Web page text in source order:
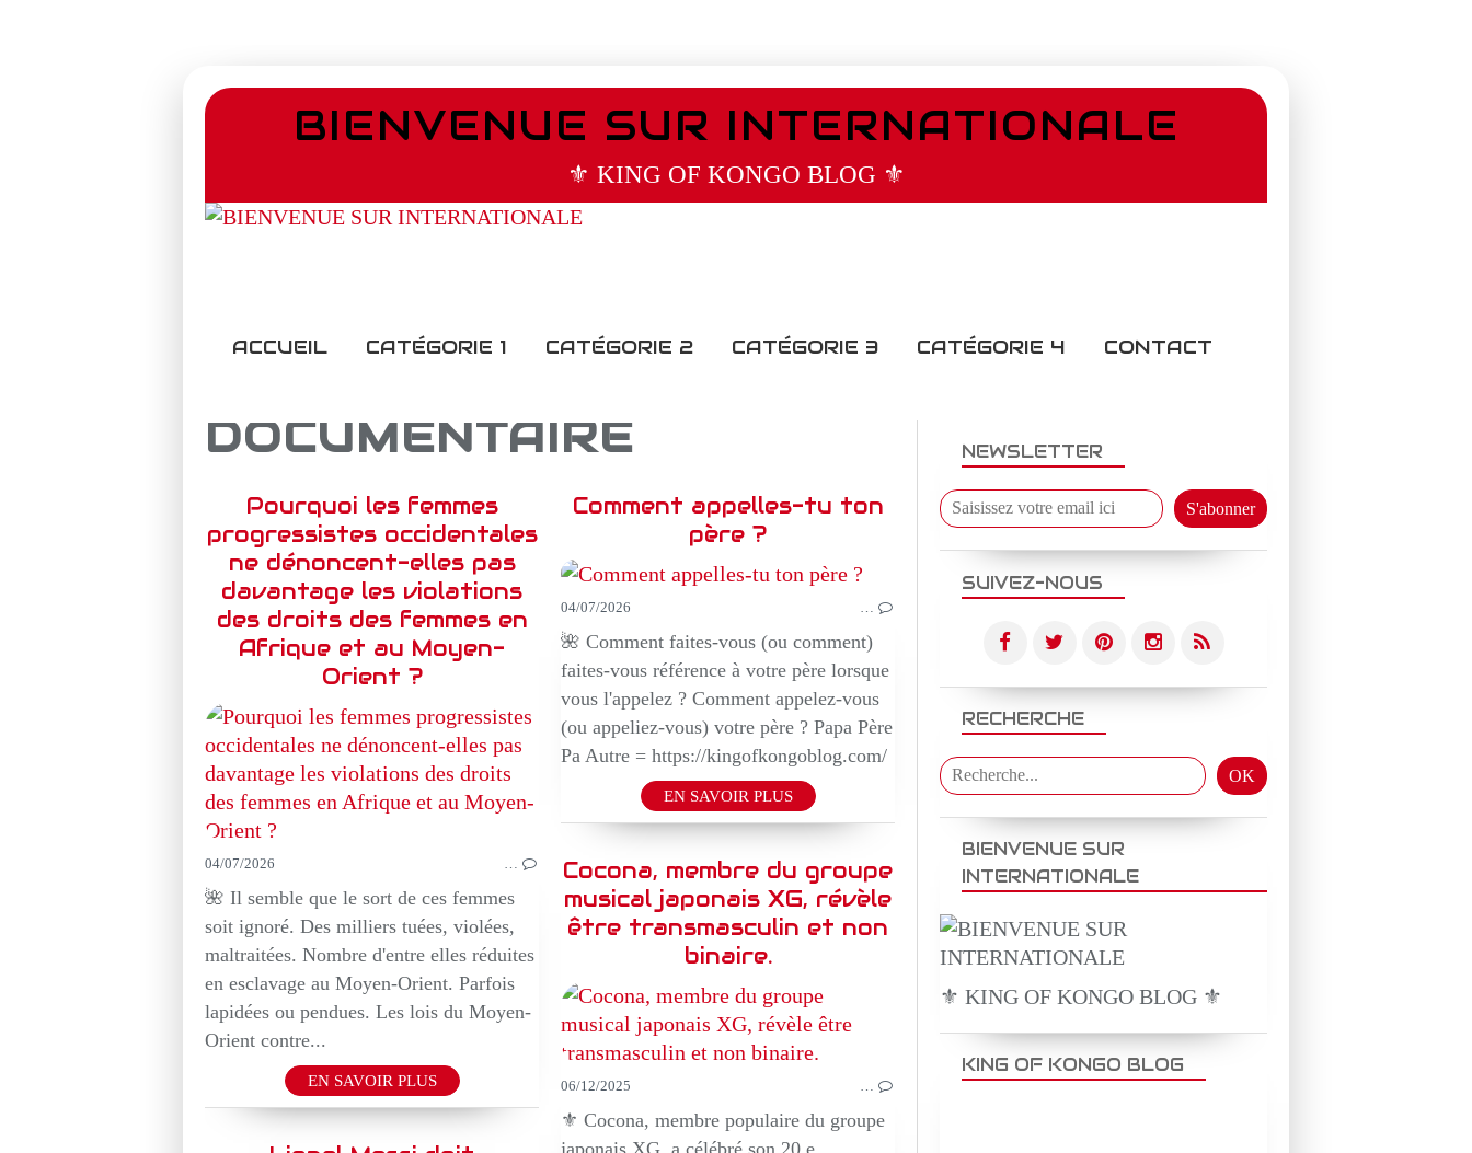
BIENVENUE SUR INTERNATIONALE
⚜️ KING OF KONGO BLOG ⚜️
ACCUEIL CATÉGORIE 1 CATÉGORIE 2 CATÉGORIE 3 CATÉGORIE 4 CONTACT
DOCUMENTAIRE
Pourquoi les femmes
progressistes occidentales
ne dénoncent-elles pas
davantage les violations
des droits des femmes en
Afrique et au Moyen-
Orient ?
CRIME
EPIQUE
TV REALITE
DOCUMENTAIRE
04/07/2026
🌺 Il semble que le sort de ces femmes
soit ignoré. Des milliers tuées, violées,
maltraitées. Nombre d'entre elles réduites
en esclavage au Moyen-Orient. Parfois
lapidées ou pendues. Les lois du Moyen-
Orient contre...
EN SAVOIR PLUS
Comment appelles-tu ton
père ?
DOCUMENTAIRE
MODE DE VIE
04/07/2026
🌺 Comment faites-vous (ou comment)
faites-vous référence à votre père lorsque
vous l'appelez ? Comment appelez-vous
(ou appeliez-vous) votre père ? Papa Père
Pa Autre = https://kingofkongoblog.com/
EN SAVOIR PLUS
Cocona, membre du groupe
musical japonais XG, révèle
être transmasculin et non
binaire.
MUSIQUE
DOCUMENTAIRE
06/12/2025
⚜️ Cocona, membre populaire du groupe
japonais XG, a célébré son 20 e
NEWSLETTER
SUIVEZ-NOUS
RECHERCHE
BIENVENUE SUR
INTERNATIONALE
⚜️ KING OF KONGO BLOG ⚜️
KING OF KONGO BLOG